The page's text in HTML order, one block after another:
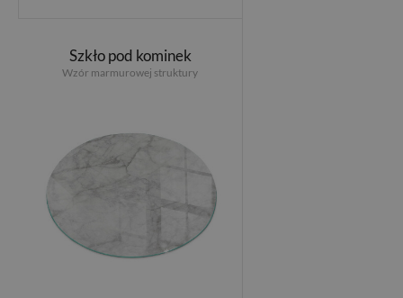
Szkło pod kominek
Wzór marmurowej struktury